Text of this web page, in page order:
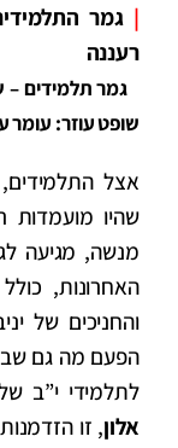
| גמר
רעננה
שופט עוזר: עומר
אצל
שהיו מועמדות
האחרונות,
והחניכים של
הפעם מה גם
לתלמידי י”ב
אלון, זו